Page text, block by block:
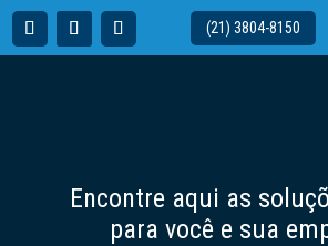
(21) 3804-8150
Encontre aqui as
para você e sua